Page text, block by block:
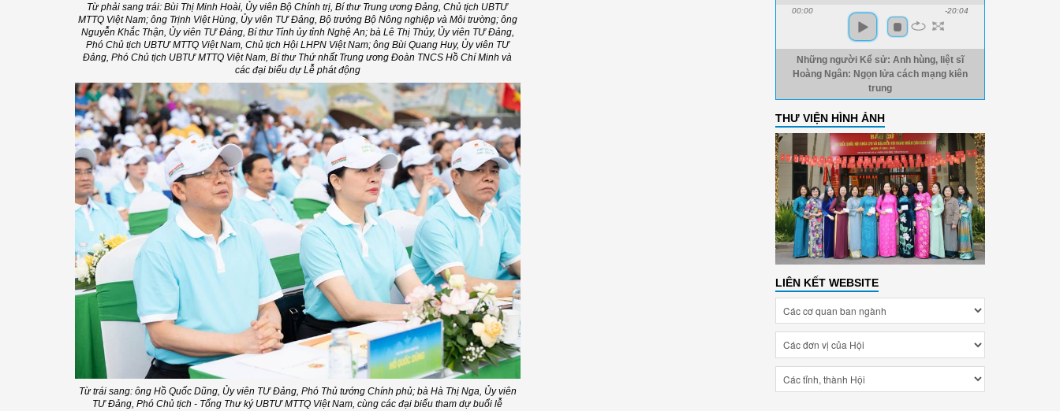
Từ phải sang trái: Bùi Thị Minh Hoài, Ủy viên Bộ Chính trị, Bí thư Trung ương Đảng, Chủ tịch UBTƯ
MTTQ Việt Nam; ông Trịnh Việt Hùng, Ủy viên TƯ Đảng, Bộ trưởng Bộ Nông nghiệp và Môi trường; ông
Nguyễn Khắc Thận, Ủy viên TƯ Đảng, Bí thư Tỉnh ủy tỉnh Nghệ An; bà Lê Thị Thủy, Ủy viên TƯ Đảng,
Phó Chủ tịch UBTƯ MTTQ Việt Nam, Chủ tịch Hội LHPN Việt Nam; ông Bùi Quang Huy, Ủy viên TƯ
Đảng, Phó Chủ tịch UBTƯ MTTQ Việt Nam, Bí thư Thứ nhất Trung ương Đoàn TNCS Hồ Chí Minh và
các đại biểu dự Lễ phát động
Từ trái sang: ông Hồ Quốc Dũng, Ủy viên TƯ Đảng, Phó Thủ tướng Chính phủ; bà Hà Thị Nga, Ủy viên
TƯ Đảng, Phó Chủ tịch - Tổng Thư ký UBTƯ MTTQ Việt Nam, cùng các đại biểu tham dự buổi lễ
00:00 -20:04
Những người Kể sử: Anh hùng, liệt sĩ
Hoàng Ngân: Ngọn lửa cách mạng kiên
trung
THƯ VIỆN HÌNH ẢNH
LIÊN KẾT WEBSITE